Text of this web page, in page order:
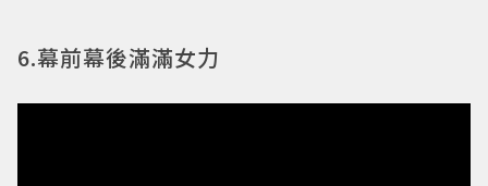
6.幕前幕後滿滿女力